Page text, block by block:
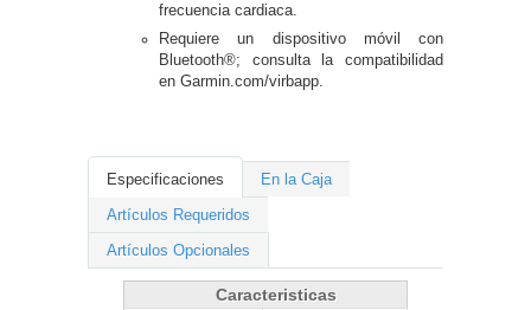
frecuencia cardiaca.
Requiere un dispositivo móvil con
Bluetooth®; consulta la compatibilidad
en Garmin.com/virbapp.
Especificaciones
En la Caja
Artículos Requeridos
Artículos Opcionales
Caracteristicas